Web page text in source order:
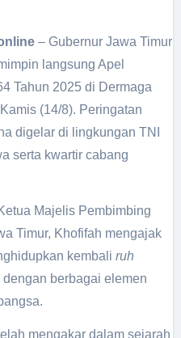
– Gubernur Jawa Timur
langsung Apel
Tahun 2025 di Dermaga
(14/8). Peringatan
digelar di lingkungan TNI
serta kwartir cabang
Majelis Pembimbing
Timur, Khofifah mengajak
kembali ruh
berbagai elemen
mengakar dalam sejarah